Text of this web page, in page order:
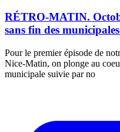
RÉTRO-MATIN.
sans fin des
Pour le premier épisode de
Nice-Matin, on plonge au
municipale suivie par no